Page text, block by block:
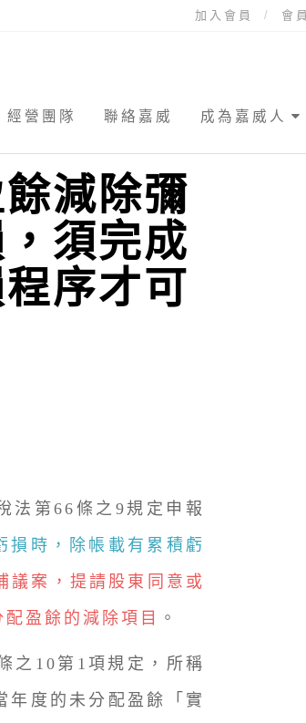
加入會員 會
經營團隊 聯絡嘉威 成為嘉威人
減除彌
須完成
序才可
第66條之9規定申報
損時，除帳載有累積虧
議案，提請股東同意或
盈餘的減除項目
。
10第1項規定，所稱
年度的未分配盈餘「實